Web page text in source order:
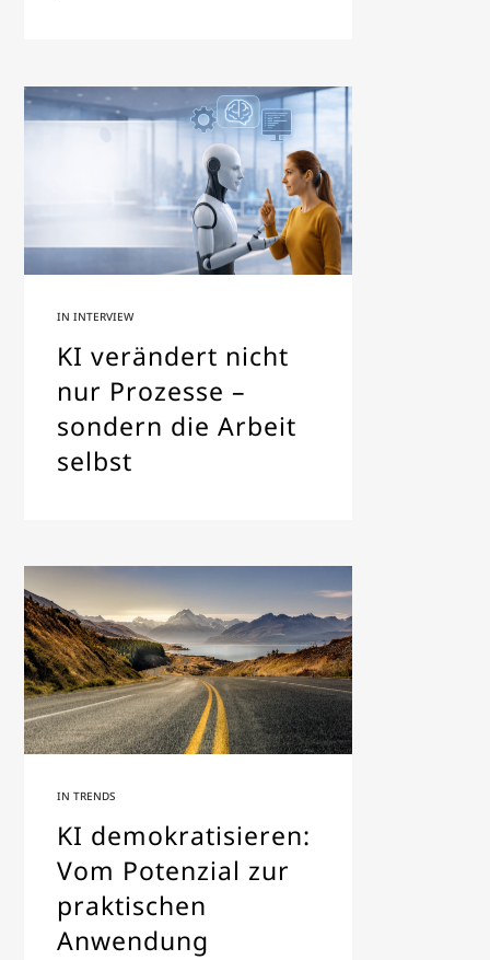
ININTERVIEW
KI verändert nicht
nur Prozesse –
sondern die Arbeit
selbst
INTRENDS
KI demokratisieren:
Vom Potenzial zur
praktischen
Anwendung